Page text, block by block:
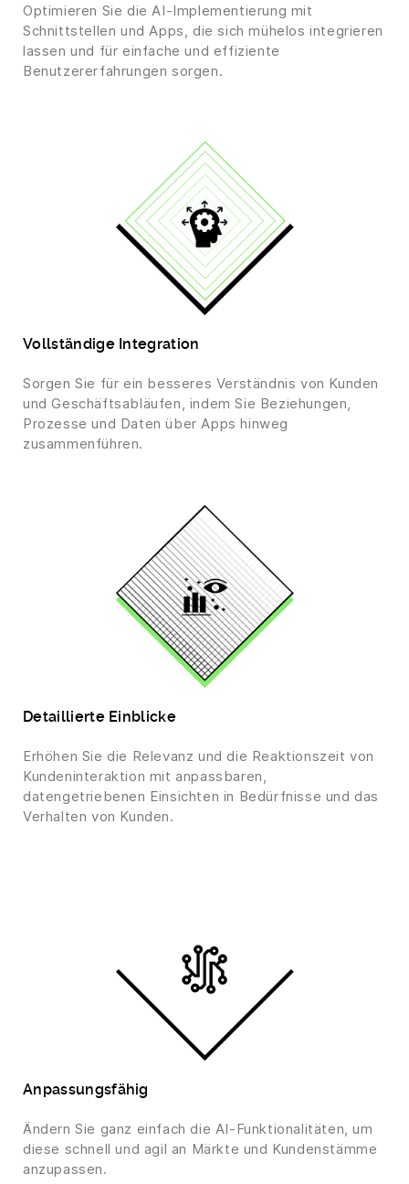
Optimieren Sie die AI-Implementierung mit
Schnittstellen und Apps, die sich mühelos integrieren
lassen und für einfache und effiziente
Benutzererfahrungen sorgen.
Vollständige Integration
Sorgen Sie für ein besseres Verständnis von Kunden
und Geschäftsabläufen, indem Sie Beziehungen,
Prozesse und Daten über Apps hinweg
zusammenführen.
Detaillierte Einblicke
Erhöhen Sie die Relevanz und die Reaktionszeit von
Kundeninteraktion mit anpassbaren,
datengetriebenen Einsichten in Bedürfnisse und das
Verhalten von Kunden.
Anpassungsfähig
Ändern Sie ganz einfach die AI-Funktionalitäten, um
diese schnell und agil an Märkte und Kundenstämme
anzupassen.